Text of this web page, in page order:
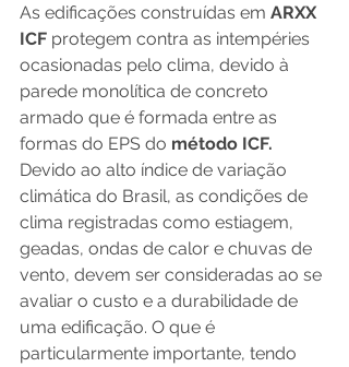
As edificações construídas em ARXX
ICF protegem contra as intempéries
ocasionadas pelo clima, devido à
parede monolítica de concreto
armado que é formada entre as
formas do EPS do método ICF.
Devido ao alto índice de variação
climática do Brasil, as condições de
clima registradas como estiagem,
geadas, ondas de calor e chuvas de
vento, devem ser consideradas ao se
avaliar o custo e a durabilidade de
uma edificação. O que é
particularmente importante, tendo